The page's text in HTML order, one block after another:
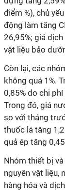
điểm %), chủ
động làm tăng
26,95%; giá
vật liệu bảo
Còn lại, các
không quá 1%.
0,85% do chi
Trong đó, giá
so với tháng
thuốc lá tăng
quả ép tăng
Nhóm thiết bị
nguyên vật liệu,
hàng hóa và